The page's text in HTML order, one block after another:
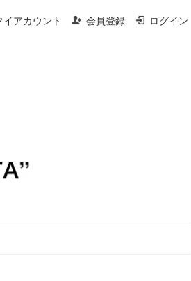
イアカウント 会員登録 ログイン